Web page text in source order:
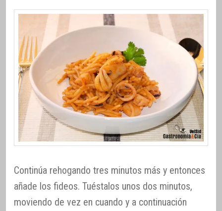
Continúa rehogando tres minutos más y entonces
añade los fideos. Tuéstalos unos dos minutos,
moviendo de vez en cuando y a continuación